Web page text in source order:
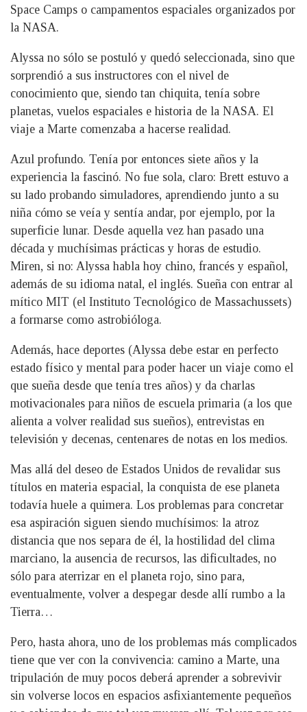
Space Camps o campamentos espaciales organizados por
la NASA.
Alyssa no sólo se postuló y quedó seleccionada, sino que
sorprendió a sus instructores con el nivel de
conocimiento que, siendo tan chiquita, tenía sobre
planetas, vuelos espaciales e historia de la NASA. El
viaje a Marte comenzaba a hacerse realidad.
Azul profundo. Tenía por entonces siete años y la
experiencia la fascinó. No fue sola, claro: Brett estuvo a
su lado probando simuladores, aprendiendo junto a su
niña cómo se veía y sentía andar, por ejemplo, por la
superficie lunar. Desde aquella vez han pasado una
década y muchísimas prácticas y horas de estudio.
Miren, si no: Alyssa habla hoy chino, francés y español,
además de su idioma natal, el inglés. Sueña con entrar al
mítico MIT (el Instituto Tecnológico de Massachussets)
a formarse como astrobióloga.
Además, hace deportes (Alyssa debe estar en perfecto
estado físico y mental para poder hacer un viaje como el
que sueña desde que tenía tres años) y da charlas
motivacionales para niños de escuela primaria (a los que
alienta a volver realidad sus sueños), entrevistas en
televisión y decenas, centenares de notas en los medios.
Mas allá del deseo de Estados Unidos de revalidar sus
títulos en materia espacial, la conquista de ese planeta
todavía huele a quimera. Los problemas para concretar
esa aspiración siguen siendo muchísimos: la atroz
distancia que nos separa de él, la hostilidad del clima
marciano, la ausencia de recursos, las dificultades, no
sólo para aterrizar en el planeta rojo, sino para,
eventualmente, volver a despegar desde allí rumbo a la
Tierra…
Pero, hasta ahora, uno de los problemas más complicados
tiene que ver con la convivencia: camino a Marte, una
tripulación de muy pocos deberá aprender a sobrevivir
sin volverse locos en espacios asfixiantemente pequeños